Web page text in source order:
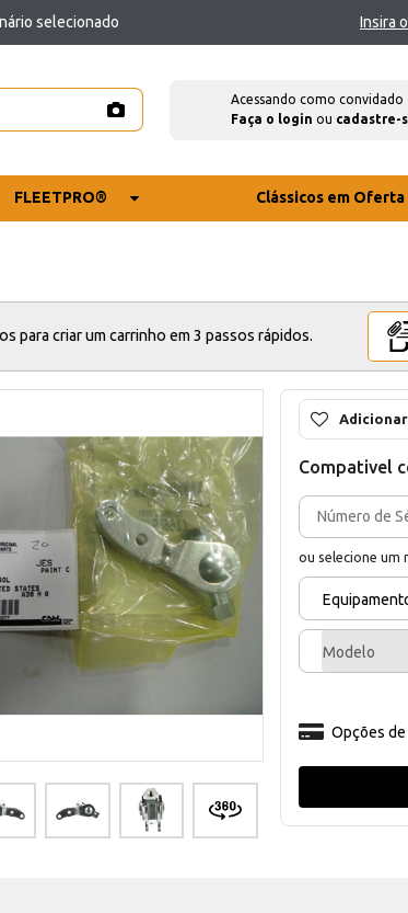
selecionado Insira
Acessando como convidado
Faça o login ou cadastre-
FLEETPRO® Clássicos em Oferta
para criar um carrinho em 3 passos rápidos.
Compativel
ou selecione um
Modelo
Opções